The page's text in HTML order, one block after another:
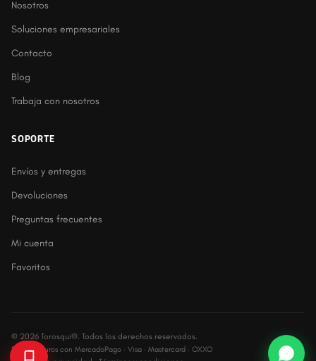
Nosotros
Soluciones empresariales
Contacto
Blog
Trabaja con nosotros
SOPORTE
Envíos y entregas
Devoluciones
Preguntas frecuentes
Mi cuenta
Favoritos
© 2026 Torosqui®. Todos los derechos reservados.
Pagos seguros con MercadoPago · Visa · Mastercard · OXXO